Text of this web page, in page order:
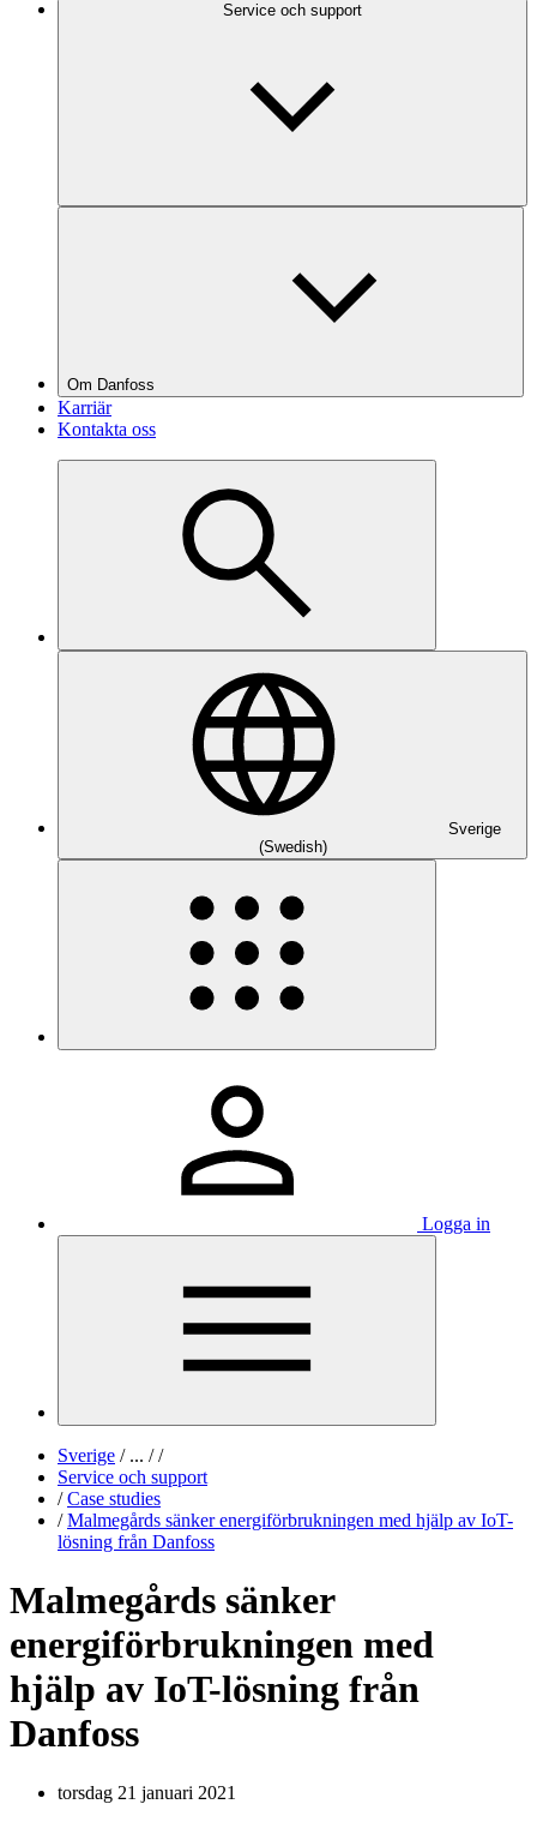
Service och support
Om Danfoss
Karriär
Kontakta oss
Sverige
(Swedish)
Logga in
Sverige /... / /
Service och support
/ Case studies
/ Malmegårds sänker energiförbrukningen med hjälp av IoT-
lösning från Danfoss
Malmegårds sänker
energiförbrukningen med
hjälp av IoT-lösning från
Danfoss
torsdag 21 januari 2021